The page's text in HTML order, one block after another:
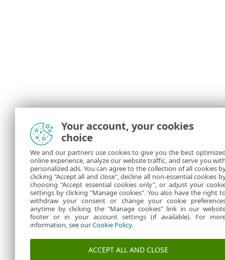
Your account, your cookies
choice
We and our partners use cookies to give you the best
online experience, analyze our website traffic, and serve you
personalized ads. You can agree to the collection of all cookies
clicking "Accept all and close", decline all non-essential cookies
choosing "Accept essential cookies only", or adjust your
settings by clicking "Manage cookies". You also have the right
withdraw your consent or change your cookie
anytime by clicking the "Manage cookies" link in our
footer or in your account settings (if available). For
information, see ourCookie Policy.
ACCEPT ALL AND CLOSE